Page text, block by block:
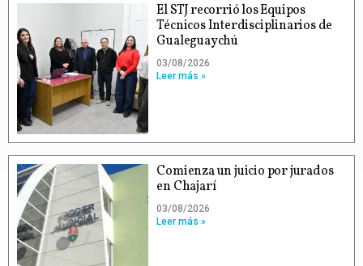
El STJ recorrió los Equipos
Técnicos Interdisciplinarios de
Gualeguaychú
03/08/2026
Leer más »
Comienza un juicio por jurados
en Chajarí
03/08/2026
Leer más »